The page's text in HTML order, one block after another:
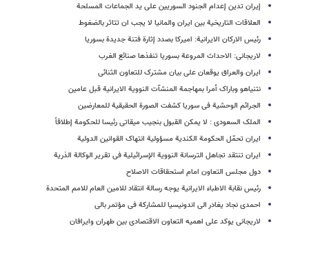
إیران تدین إعدام الجنود السوریین علی ید الجماعات المسلحة
العلاقات التاریخیة بین ایران والمانیا لا یجب ان تتاثر بالضغوط
رئیس الارکان الایرانیة: امیرکا بصدد إثارة فتنة جدیدة بسوریا
لاریجانی: الاحداث المروعة بسوریا تنفذها صنائع الغرب
ایران والعراق یوقعان علی بیان مشترک للتعاون الثنائی
نتنیاهو وباراک أمرا بمهاجمة المنشآت النوویة الایرانیة قبل عامین
الجرائم الوحشیة فی سوریا کشفت الصورة الحقیقیة للمعارضین
الملک السعودی : لا یمکن القبول بنجیب میقاتی رئیسا للحکومة إطلاقاً
ایران تحمّل الحکومة الکندیة مسؤولیة انتهاک القوانین الدولیة
ایران تنتقد تجاهل الترسانة النوویة الإسرائیلیة فی تقریر الوکالة الذریة
دول مجلس التعاون امام استحقاقات الاصلاح
رئیس نقابة الاطباء الایرانیة یوجه رسالة انتقاد للامین العام للامم المتحدة
احمدی نجاد یغادر الى اندونیسیا للمشارکة فی مؤتمر بالی
لاریجانی یوکد علی اهمیه التعاون الاقتصادی بین طهران وایرافان